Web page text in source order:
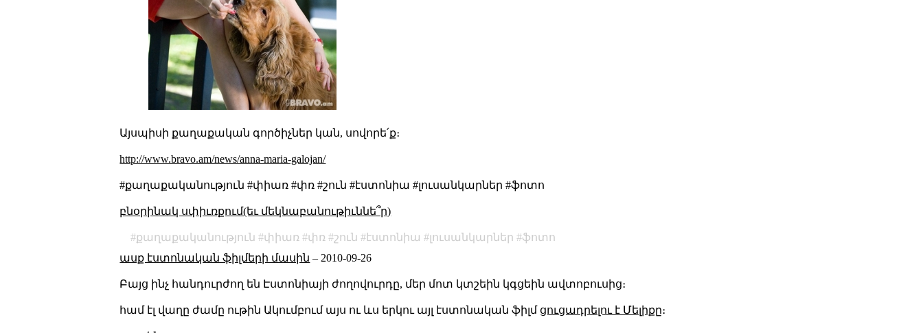
Այսպիսի քաղաքական գործիչներ կան, սովորե՛ք։
http://www.bravo.am/news/anna-maria-galojan/
#քաղաքականություն #փիառ #փռ #շուն #էստոնիա #լուսանկարներ #ֆոտո
բնօրինակ սփիւռքում(եւ մեկնաբանութիւննե՞ր)
քաղաքականություն փիառ փռ շուն էստոնիա լուսանկարներ
ֆոտո
ասք էստոնական ֆիլմերի մասին – 2010-09-26
Բայց ինչ հանդուրժող են Էստոնիայի ժողովուրդը, մեր մոտ կտշեին կգցեին ավտոբուսից։
համ էլ վաղը ժամը ութին Ակումբում այս ու ևս երկու այլ էստոնական ֆիլմ ցուցադրելու է Մելիքը։